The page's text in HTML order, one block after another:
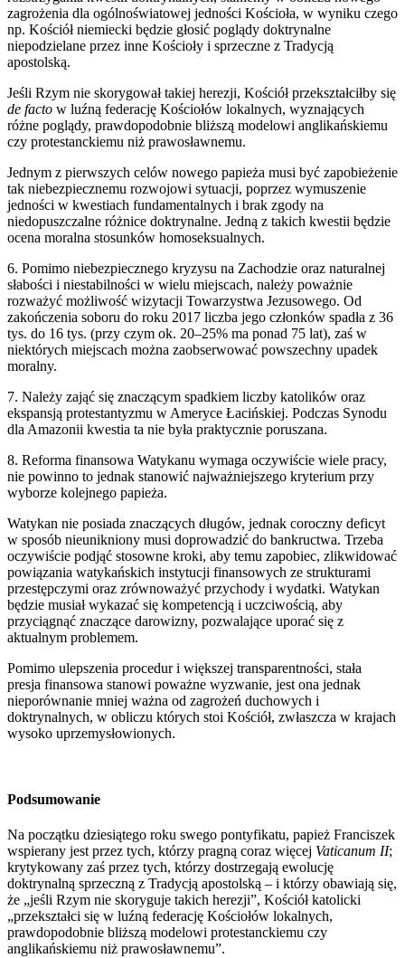
zagrożenia dla ogólnoświatowej jedności Kościoła, w wyniku czego
np. Kościół niemiecki będzie głosić poglądy doktrynalne
niepodzielane przez inne Kościoły i sprzeczne z Tradycją
apostolską.
Jeśli Rzym nie skorygował takiej herezji, Kościół przekształciłby się
de facto w luźną federację Kościołów lokalnych, wyznających
różne poglądy, prawdopodobnie bliższą modelowi anglikańskiemu
czy protestanckiemu niż prawosławnemu.
Jednym z pierwszych celów nowego papieża musi być zapobieżenie
tak niebezpiecznemu rozwojowi sytuacji, poprzez wymuszenie
jedności w kwestiach fundamentalnych i brak zgody na
niedopuszczalne różnice doktrynalne. Jedną z takich kwestii będzie
ocena moralna stosunków homoseksualnych.
6. Pomimo niebezpiecznego kryzysu na Zachodzie oraz naturalnej
słabości i niestabilności w wielu miejscach, należy poważnie
rozważyć możliwość wizytacji Towarzystwa Jezusowego. Od
zakończenia soboru do roku 2017 liczba jego członków spadła z 36
tys. do 16 tys. (przy czym ok. 20–25% ma ponad 75 lat), zaś w
niektórych miejscach można zaobserwować powszechny upadek
moralny.
7. Należy zająć się znaczącym spadkiem liczby katolików oraz
ekspansją protestantyzmu w Ameryce Łacińskiej. Podczas Synodu
dla Amazonii kwestia ta nie była praktycznie poruszana.
8. Reforma finansowa Watykanu wymaga oczywiście wiele pracy,
nie powinno to jednak stanowić najważniejszego kryterium przy
wyborze kolejnego papieża.
Watykan nie posiada znaczących długów, jednak coroczny deficyt
w sposób nieunikniony musi doprowadzić do bankructwa. Trzeba
oczywiście podjąć stosowne kroki, aby temu zapobiec, zlikwidować
powiązania watykańskich instytucji finansowych ze strukturami
przestępczymi oraz zrównoważyć przychody i wydatki. Watykan
będzie musiał wykazać się kompetencją i uczciwością, aby
przyciągnąć znaczące darowizny, pozwalające uporać się z
aktualnym problemem.
Pomimo ulepszenia procedur i większej transparentności, stała
presja finansowa stanowi poważne wyzwanie, jest ona jednak
nieporównanie mniej ważna od zagrożeń duchowych i
doktrynalnych, w obliczu których stoi Kościół, zwłaszcza w krajach
wysoko uprzemysłowionych.
Podsumowanie
Na początku dziesiątego roku swego pontyfikatu, papież Franciszek
wspierany jest przez tych, którzy pragną coraz więcej Vaticanum II;
krytykowany zaś przez tych, którzy dostrzegają ewolucję
doktrynalną sprzeczną z Tradycją apostolską – i którzy obawiają się,
że „jeśli Rzym nie skoryguje takich herezji”, Kościół katolicki
„przekształci się w luźną federację Kościołów lokalnych,
prawdopodobnie bliższą modelowi protestanckiemu czy
anglikańskiemu niż prawosławnemu”.